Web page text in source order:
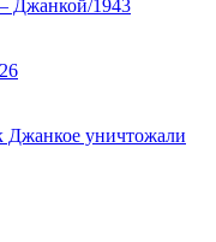
Джанкой/1943
Джанкое уничтожали